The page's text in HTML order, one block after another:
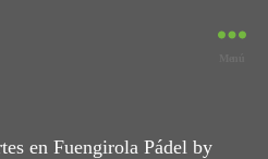
en Fuengirola Pádel by